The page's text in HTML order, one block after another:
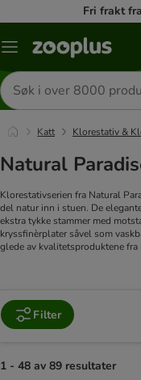
Fri frakt
Katalogmeny
Søk
etter
produkter
Katt Klorestativ &
Natural
Klorestativserien fra Natural
del natur inn i stuen. De
ekstra tykke stammer med
kryssfinèrplater såvel som
glede av kvalitetsproduktene fra
Filter
1 - 48 av 89 resultater